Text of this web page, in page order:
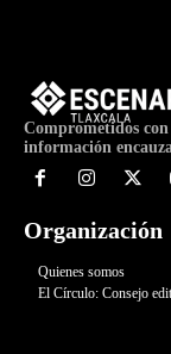
Comprometidos
información
Organización
Quienes somos
El Círculo: Consejo